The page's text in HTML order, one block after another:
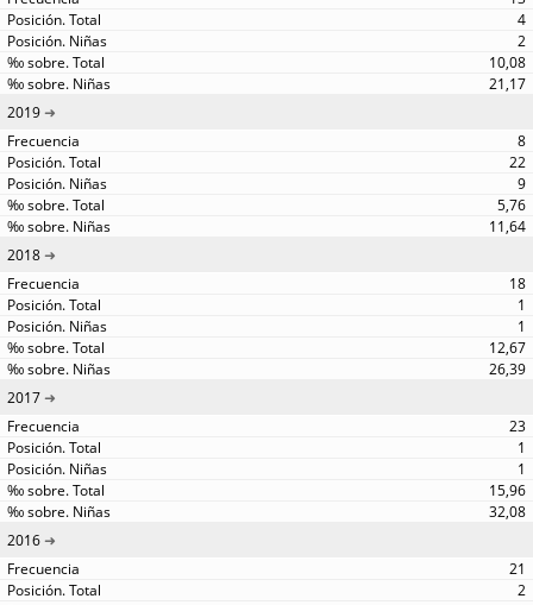
4
2
10,08
21,17
2019
8
22
9
5,76
11,64
2018
18
1
1
12,67
26,39
2017
23
1
1
15,96
32,08
2016
21
2